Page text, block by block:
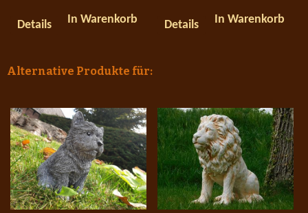
Details In Warenkorb Details In Warenkorb
Alternative Produkte für: